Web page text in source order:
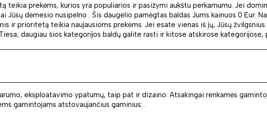
prekėms, kurios yra populiarios ir pasižymi aukštu perkamumu. Jei
dėmesio nusipelno . Šis daugelio pamėgtas baldas Jums kainuos 0 Eur.
ir prioritetą teikia naujausioms prekėms. Jei esate vienas iš jų, Jūsų
daugiau šios kategorijos baldų galite rasti ir kitose atskirose kategorijose,
eksploatavimo ypatumų, taip pat ir dizaino. Atsakingai renkamės
gamintojams atstovaujančius gaminius: .